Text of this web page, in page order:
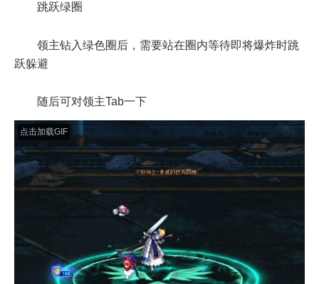
跳跃绿圈
领主钻入绿色圈后，需要站在圈内等待即将爆炸时跳
跃躲避
随后可对领主Tab一下
点击加载GIF